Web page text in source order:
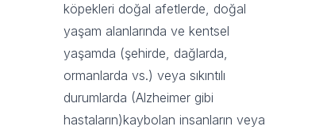
köpekleri doğal afetlerde, doğal
yaşam alanlarında ve kentsel
yaşamda (şehirde, dağlarda,
ormanlarda vs.) veya sıkıntılı
durumlarda (Alzheimer gibi
hastaların)kaybolan insanların veya